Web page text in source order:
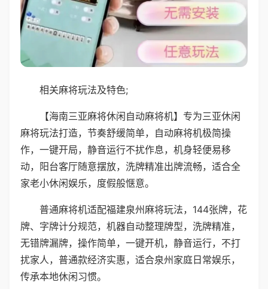
相关麻将玩法及特色;
【海南三亚麻将休闲自动麻将机】专为三亚休闲
麻将玩法打造，节奏舒缓简单，自动麻将机极简操
作，一键开局，静音运行不扰作息，机身轻便易移
动，阳台客厅随意摆放，洗牌精准出牌流畅，适合全
家老小休闲娱乐，度假般惬意。
普通麻将机适配福建泉州麻将玩法，144张牌，花
牌、字牌计分规范，机器自动整理牌型，洗牌精准，
无错牌漏牌，操作简单，一键开机，静音运行，不打
扰家人，普通款经济实惠，适合泉州家庭日常娱乐，
传承本地休闲习惯。